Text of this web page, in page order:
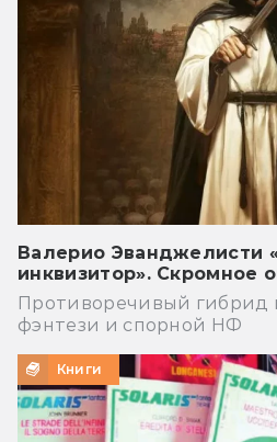
Валерио Эванджелисти
инквизитор». Скромное
Противоречивый гибрид
фэнтези и спорной НФ
Книги